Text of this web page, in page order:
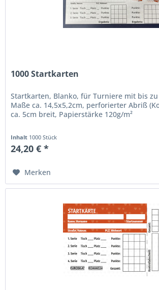
1000 Startkarten
Startkarten, Blanko, für Turniere mit bis
Maße ca. 14,5x5,2cm, perforierter Abriß
ca. 5cm breit, Papierstärke 120g/m²
Inhalt 1000 Stück
24,20 € *
Merken